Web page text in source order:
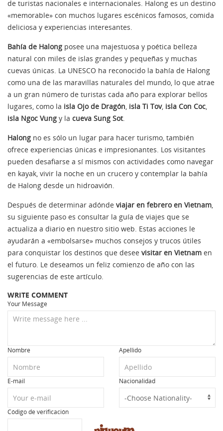
de turistas nacionales e internacionales. Halong es un destino
«memorable» con muchos lugares escénicos famosos, comida
deliciosa y experiencias interesantes.
Bahía de Halong posee una majestuosa y poética belleza
natural con miles de islas grandes y pequeñas y muchas
cuevas únicas. La UNESCO ha reconocido la bahía de Halong
como una de las maravillas naturales del mundo, lo que atrae
a un gran número de turistas cada año para explorar bellos
lugares, como la isla Ojo de Dragón, isla Ti Tov, isla Con Coc,
isla Ngoc Vung y la cueva Sung Sot.
Halong no es sólo un lugar para hacer turismo, también
ofrece experiencias únicas e impresionantes. Los visitantes
pueden desafiarse a sí mismos con actividades como navegar
en kayak, vivir la noche en un crucero y contemplar la bahía
de Halong desde un hidroavión.
Después de determinar adónde viajar en febrero en Vietnam,
su siguiente paso es consultar la guía de viajes que se
actualiza a diario en nuestro sitio web. Estas acciones le
ayudarán a «embolsarse» muchos consejos y trucos útiles
para conquistar los destinos que desee visitar en Vietnam en
el futuro. Le deseamos un feliz comienzo de año con las
sugerencias de este artículo.
WRITE COMMENT
Your Message
Nombre Apellido
E-mail Nacionalidad
Código de verificación